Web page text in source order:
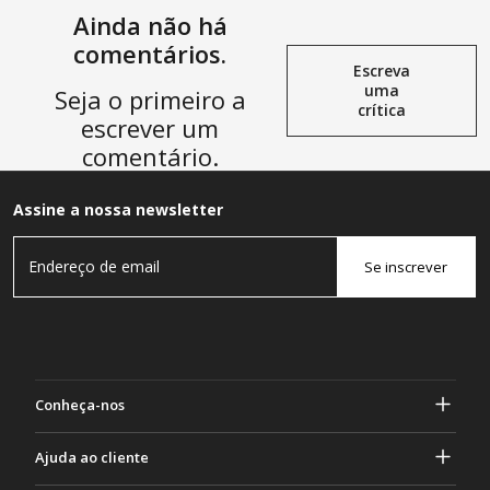
Ainda não há
comentários.
Seja o primeiro a
escrever um
comentário.
Escreva
uma
crítica
Assine a nossa newsletter
Se inscrever
Conheça-nos
Ajuda ao cliente